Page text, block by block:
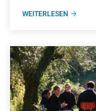
WEITERLESEN